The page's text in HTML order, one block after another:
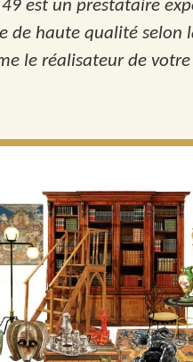
est un prestataire
de haute qualité selon
le réalisateur de